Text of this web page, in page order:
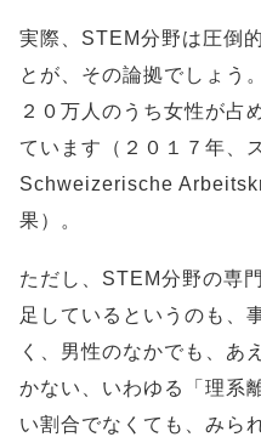
実際、STEM分野は圧倒
とが、その論拠でしょう
２０万人のうち女性が占
ています（２０１７年、
Schweizerische
果）。
ただし、STEM分野の専
足しているというのも、
く、男性のなかでも、あ
かない、いわゆる「理系
い割合でなくても、みら